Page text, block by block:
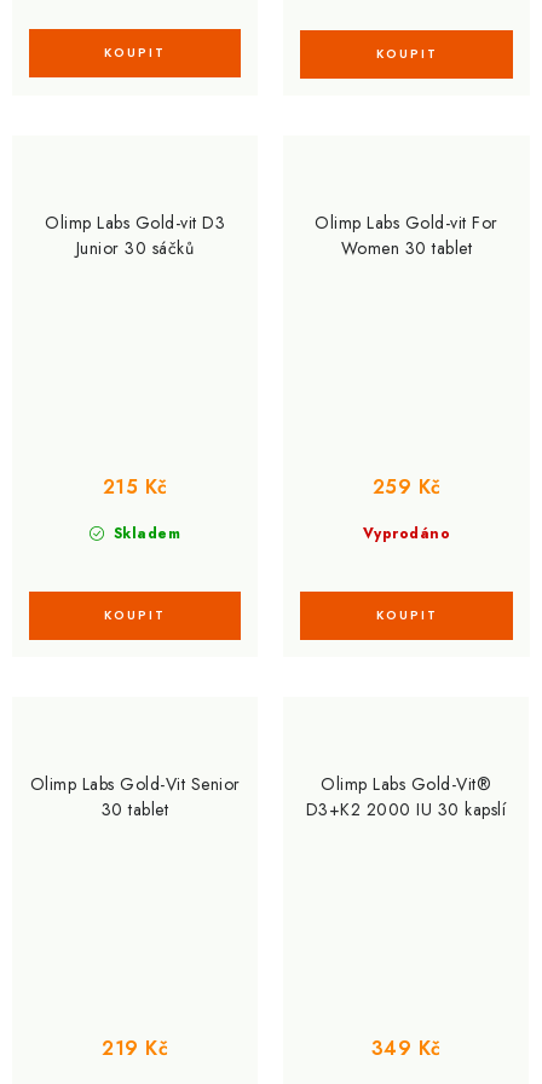
Olimp Labs Gold-vit D3
Junior 30 sáčků
Skladem
215 Kč
Olimp Labs Gold-vit For
Women 30 tablet
Vyprodáno
259 Kč
Olimp Labs Gold-Vit Senior
30 tablet
219 Kč
Olimp Labs Gold-Vit®
D3+K2 2000 IU 30 kapslí
349 Kč